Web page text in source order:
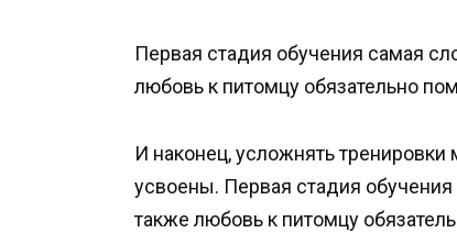
Первая стадия обучения самая
любовь к питомцу обязательно
И наконец, усложнять
усвоены. Первая стадия
также любовь к питомцу